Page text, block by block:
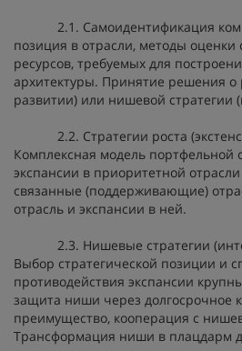
2.1. Самоидентификация
позиция в отрасли, методы оценки
ресурсов, требуемых для
архитектуры. Принятие решения о
развитии) или нишевой стратегии
2.2. Стратегии роста
Комплексная модель портфельной
экспансии в приоритетной
связанные (поддерживающие)
отрасль и экспансии в ней.
2.3. Нишевые стратегии
Выбор стратегической позиции и
противодействия экспансии
защита ниши через долгосрочное
преимущество, кооперация с
Трансформация ниши в плацдарм